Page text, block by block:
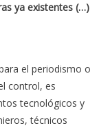
ya existentes (…)
el periodismo o
control, es
tecnológicos y
técnicos